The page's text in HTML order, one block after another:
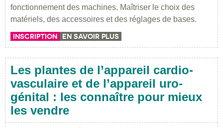
fonctionnement des machines. Maîtriser le choix des
matériels, des accessoires et des réglages de bases.
INSCRIPTION EN SAVOIR PLUS
Les plantes de l’appareil cardio-
vasculaire et de l’appareil uro-
génital : les connaître pour mieux
les vendre